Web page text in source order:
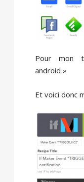
Pour mon
android »
Et voici donc